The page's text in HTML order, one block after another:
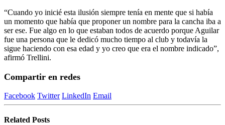
“Cuando yo inicié esta ilusión siempre tenía en mente que si había
un momento que había que proponer un nombre para la cancha iba a
ser ese. Fue algo en lo que estaban todos de acuerdo porque Aguilar
fue una persona que le dedicó mucho tiempo al club y todavía la
sigue haciendo con esa edad y yo creo que era el nombre indicado”,
afirmó Trellini.
Compartir en redes
Facebook Twitter LinkedIn Email
Related Posts